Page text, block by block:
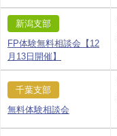
新潟支部
FP体験無料相談会【12
月13日開催】
千葉支部
無料体験相談会